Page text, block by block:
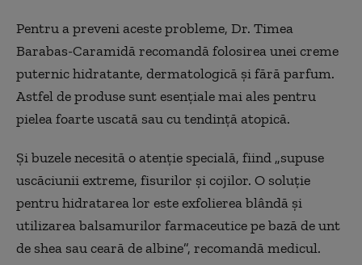
Pentru a preveni aceste probleme, Dr. Timea
Barabas-Caramidă recomandă folosirea unei creme
puternic hidratante, dermatologică și fără parfum.
Astfel de produse sunt esențiale mai ales pentru
pielea foarte uscată sau cu tendință atopică.
Și buzele necesită o atenție specială, fiind „supuse
uscăciunii extreme, fisurilor și cojilor. O soluție
pentru hidratarea lor este exfolierea blândă și
utilizarea balsamurilor farmaceutice pe bază de unt
de shea sau ceară de albine”, recomandă medicul.